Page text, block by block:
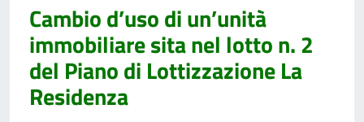
Cambio d’uso di un’unità
immobiliare sita nel lotto n. 2
del Piano di Lottizzazione La
Residenza